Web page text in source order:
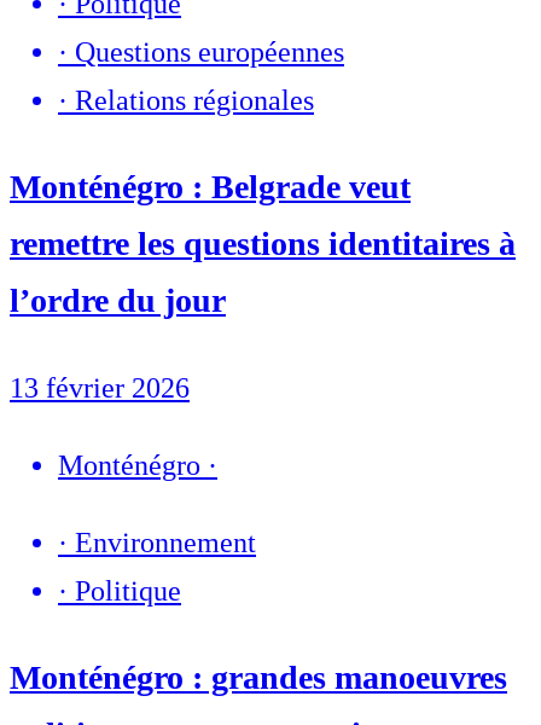
· Questions européennes
· Relations régionales
Monténégro : Belgrade veut
remettre les questions identitaires à
l’ordre du jour
13 février 2026
Monténégro ·
· Environnement
· Politique
Monténégro : grandes manoeuvres